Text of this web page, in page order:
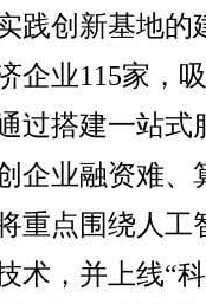
践创新基地的
企业115家，
过搭建一站式
企业融资难、
重点围绕人工
术，并上线“